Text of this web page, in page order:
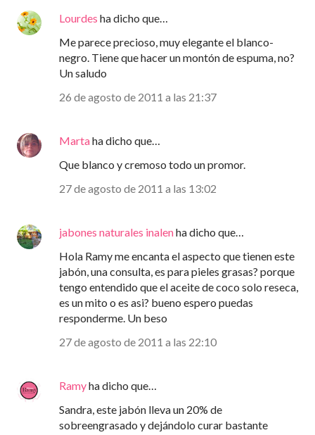
Lourdes ha dicho que…
Me parece precioso, muy elegante el blanco-
negro. Tiene que hacer un montón de espuma, no?
Un saludo
26 de agosto de 2011 a las 21:37
Martaha dicho que…
Que blanco y cremoso todo un promor.
27 de agosto de 2011 a las 13:02
jabones naturales inalenha dicho que…
Hola Ramy me encanta el aspecto que tienen este
jabón, una consulta, es para pieles grasas? porque
tengo entendido que el aceite de coco solo reseca,
es un mito o es asi? bueno espero puedas
responderme. Un beso
27 de agosto de 2011 a las 22:10
Ramyha dicho que…
Sandra, este jabón lleva un 20% de
sobreengrasado y dejándolo curar bastante